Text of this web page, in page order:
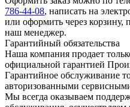
786-44-08, написать на
или оформить через корзину,
наш менеджер.
Гарантийный обязательства
Наша компания продает
официальной гарантией
Гарантийное обслуживание
авторизованными
Мы всегда оказываем